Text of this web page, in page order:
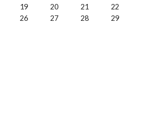
19 20 21
22
26 27 28
29